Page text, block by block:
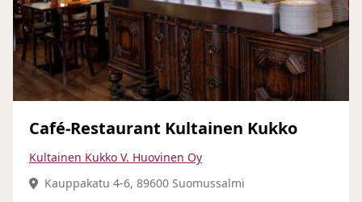
Café-Restaurant Kultainen Kukko
Kultainen Kukko V. Huovinen Oy
Kauppakatu 4-6, 89600 Suomussalmi